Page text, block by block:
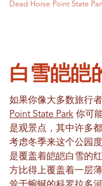
Dead Horse Point State
白雪皑皑
如果你像大多数旅行
Point State Park 你可
是观景点，其中许多
考虑冬季来这个公园
是覆盖着皑皑白雪的
方比得上覆盖着一层